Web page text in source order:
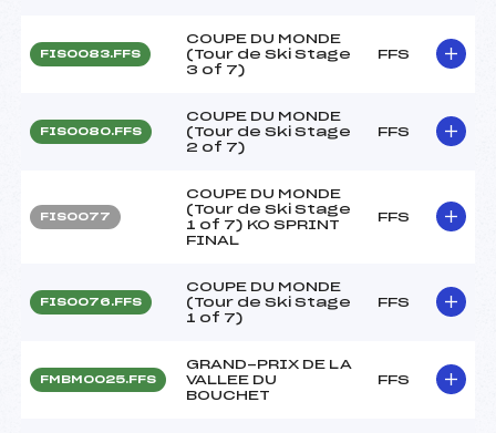
FIS0083.FFS
COUPE DU MONDE
(Tour de Ski Stage
3 of 7)
FFS
FIS0080.FFS
COUPE DU MONDE
(Tour de Ski Stage
2 of 7)
FFS
FIS0077
COUPE DU MONDE
(Tour de Ski Stage
1 of 7) KO SPRINT
FINAL
FFS
FIS0076.FFS
COUPE DU MONDE
(Tour de Ski Stage
1 of 7)
FFS
FMBM0025.FFS
GRAND-PRIX DE LA
VALLEE DU
BOUCHET
FFS